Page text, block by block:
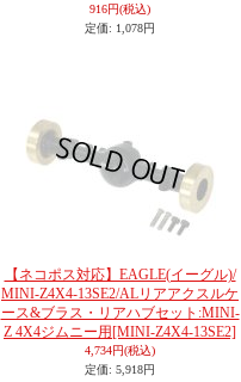
916円(税込)
定価: 1,078円
【ネコポス対応】EAGLE(イーグル)/
MINI-Z4X4-13SE2/ALリアアクスルケ
ース&ブラス・リアハブセット:MINI-
Z 4X4ジムニー用 [MINI-Z4X4-13SE2]
4,734円(税込)
定価: 5,918円